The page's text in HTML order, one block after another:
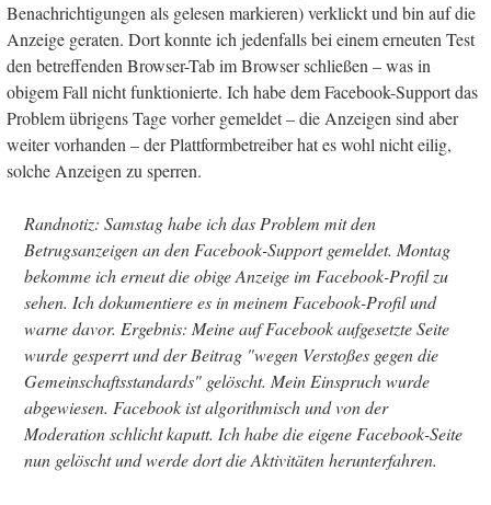
Benachrichtigungen als gelesen markieren) verklickt und bin auf die
Anzeige geraten. Dort konnte ich jedenfalls bei einem erneuten Test
den betreffenden Browser-Tab im Browser schließen – was in
obigem Fall nicht funktionierte. Ich habe dem Facebook-Support das
Problem übrigens Tage vorher gemeldet – die Anzeigen sind aber
weiter vorhanden – der Plattformbetreiber hat es wohl nicht eilig,
solche Anzeigen zu sperren.
Randnotiz: Samstag habe ich das Problem mit den
Betrugsanzeigen an den Facebook-Support gemeldet. Montag
bekomme ich erneut die obige Anzeige im Facebook-Profil zu
sehen. Ich dokumentiere es in meinem Facebook-Profil und
warne davor. Ergebnis: Meine auf Facebook aufgesetzte Seite
wurde gesperrt und der Beitrag "wegen Verstoßes gegen die
Gemeinschaftsstandards" gelöscht. Mein Einspruch wurde
abgewiesen. Facebook ist algorithmisch und von der
Moderation schlicht kaputt. Ich habe die eigene Facebook-Seite
nun gelöscht und werde dort die Aktivitäten herunterfahren.